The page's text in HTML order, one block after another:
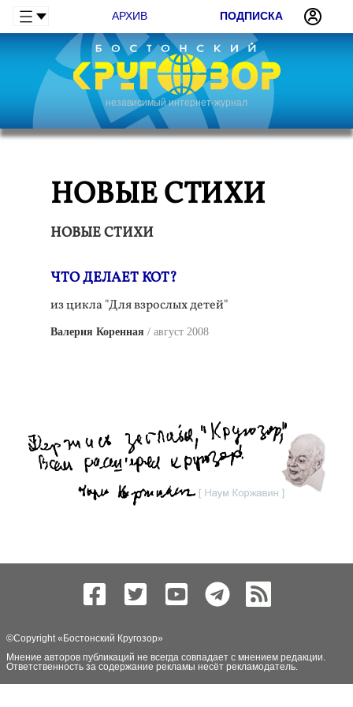
АРХИВ ПОДПИСКА
независимый интернет-журнал
НОВЫЕ СТИХИ
НОВЫЕ СТИХИ
ЧТО ДЕЛАЕТ КОТ?
из цикла "Для взрослых детей"
Валерия Коренная август 2008
©Copyright « Бостонский Кругозор»
Мнение авторов публикаций не всегда совпадает с мнением редакции.
Ответственность за содержание рекламы несёт рекламодатель.